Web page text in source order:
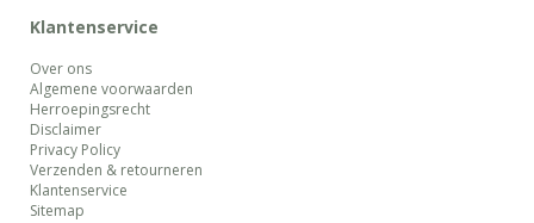
Klantenservice
Over ons
Algemene voorwaarden
Herroepingsrecht
Disclaimer
Privacy Policy
Verzenden & retourneren
Klantenservice
Sitemap